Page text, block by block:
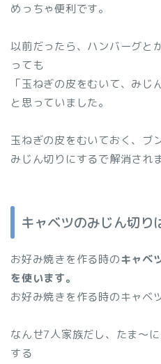
めっちゃ便利です。
以前だったら、ハンバーグと
っても
「玉ねぎの皮をむいて、みじ
と思っていました。
玉ねぎの皮をむいておく、ブ
みじん切りにするで解消され
キャベツのみじん切り
お好み焼きを作る時のキャベ
を使います。
お好み焼きを作る時のキャベ
なんせ7人家族だし、たま～
する